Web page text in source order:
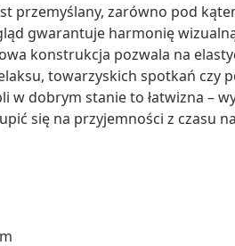
przemyślany, zarówno pod
gwarantuje harmonię
konstrukcja pozwala na
towarzyskich spotkań czy
w dobrym stanie to łatwizna –
się na przyjemności z czasu